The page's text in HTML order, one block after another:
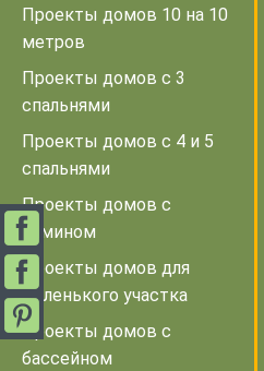
Проекты домов 10 на 10
метров
Проекты домов с 3
спальнями
Проекты домов с 4 и 5
спальнями
Проекты домов с
камином
Проекты домов для
маленького участка
Проекты домов с
бассейном